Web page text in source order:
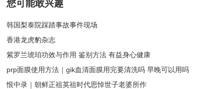
您可能敢兴趣
韩国梨泰院踩踏事故事件现场
香港龙虎豹杂志
紫罗兰琥珀功效与作用 鉴别方法 有益身心健康
prp面膜使用方法｜gik血清面膜用完要清洗吗 早晚可以用吗
恨中录｜朝鲜正祖英祖时代思悼世子老婆所作